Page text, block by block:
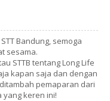
Bandung, semoga
sesama.
STTB tentang Long Life
kapan saja dan dengan
pemaparan dari
yang keren ini!